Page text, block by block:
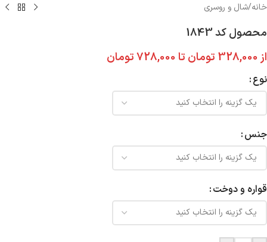
خانه/شال و روسری
محصول کد 1843
از 328,000 تومان تا 728,000تومان
نوع
جنس
قواره و دوخت